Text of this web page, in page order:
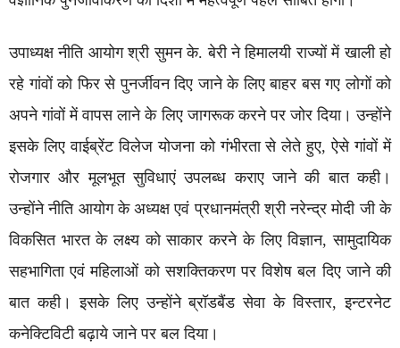
उपाध्यक्ष नीति आयोग श्री सुमन के. बेरी ने हिमालयी राज्यों में खाली हो
रहे गांवों को फिर से पुनर्जीवन दिए जाने के लिए बाहर बस गए लोगों को
अपने गांवों में वापस लाने के लिए जागरूक करने पर जोर दिया। उन्होंने
इसके लिए वाईब्रेंट विलेज योजना को गंभीरता से लेते हुए, ऐसे गांवों में
रोजगार और मूलभूत सुविधाएं उपलब्ध कराए जाने की बात कही।
उन्होंने नीति आयोग के अध्यक्ष एवं प्रधानमंत्री श्री नरेन्द्र मोदी जी के
विकसित भारत के लक्ष्य को साकार करने के लिए विज्ञान, सामुदायिक
सहभागिता एवं महिलाओं को सशक्तिकरण पर विशेष बल दिए जाने की
बात कही। इसके लिए उन्होंने ब्रॉडबैंड सेवा के विस्तार, इन्टरनेट
कनेक्टिविटी बढ़ाये जाने पर बल दिया।